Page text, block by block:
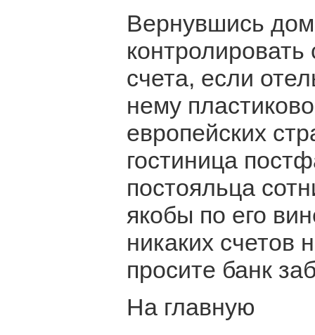
Вернувшись
контролировать
счета, если
нему
европейских
гостиница
постояльца
якобы по его
никаких счетов
просите банк
На главную